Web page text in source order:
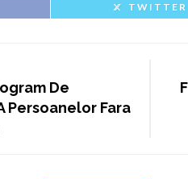
TWITTER
De
Persoanelor Fara